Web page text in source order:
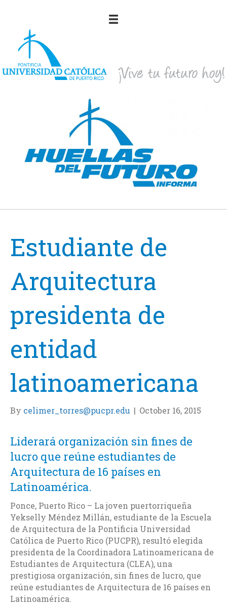
Estudiante de
Arquitectura
presidenta de
entidad
latinoamericana
By celimer_torres@pucpr.edu | October 16, 2015
Liderará organización sin fines de
lucro que reúne estudiantes de
Arquitectura de 16 países en
Latinoamérica.
Ponce, Puerto Rico – La joven puertorriqueña
Yekselly Méndez Millán, estudiante de la Escuela
de Arquitectura de la Pontificia Universidad
Católica de Puerto Rico (PUCPR), resultó elegida
presidenta de la Coordinadora Latinoamericana de
Estudiantes de Arquitectura (CLEA), una
prestigiosa organización, sin fines de lucro, que
reúne estudiantes de Arquitectura de 16 países en
Latinoamérica.